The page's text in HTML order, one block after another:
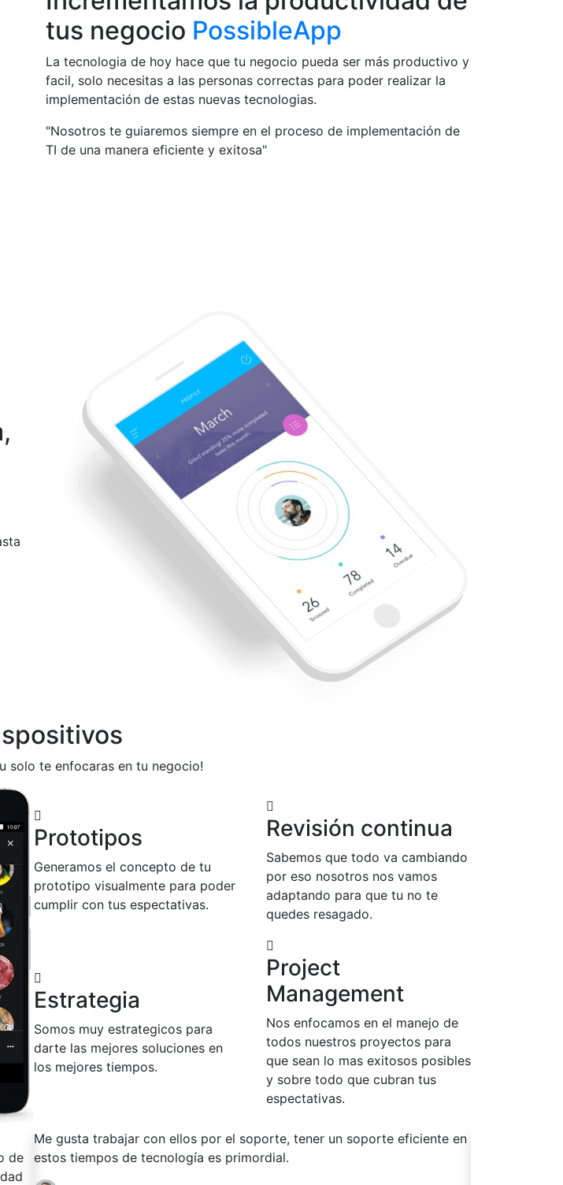
tus negocio PossibleApp
La tecnologia de hoy hace que tu negocio pueda ser más productivo y
facil, solo necesitas a las personas correctas para poder realizar la
implementación de estas nuevas tecnologias.
"Nosotros te guiaremos siempre en el proceso de implementación de
TI de una manera eficiente y exitosa"
solo te enfocaras en tu negocio!
Prototipos
Generamos el concepto de tu
prototipo visualmente para poder
cumplir con tus espectativas.
Revisión continua
Sabemos que todo va cambiando
por eso nosotros nos vamos
adaptando para que tu no te
quedes resagado.
Estrategia
Somos muy estrategicos para
darte las mejores soluciones en
los mejores tiempos.
Project
Management
Nos enfocamos en el manejo de
todos nuestros proyectos para
que sean lo mas exitosos posibles
y sobre todo que cubran tus
espectativas.
en
Siempre eligo trabajar con ellos por el soporte, la confianza y la
cercanía